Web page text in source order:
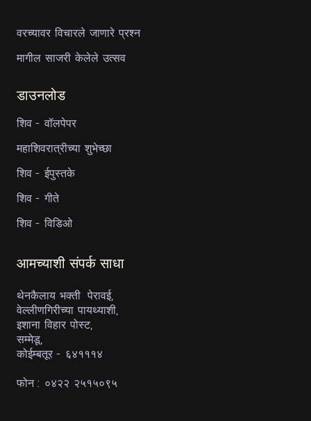
वरच्यावर विचारले जाणारे प्रश्न
मागील साजरी केलेले उत्सव
डाउनलोड
शिव - वॉलपेपर
महाशिवरात्रीच्या शुभेच्छा
शिव - ईपुस्तके
शिव - गीते
शिव - विडिओ
आमच्याशी संपर्क साधा
थेनकैलाय भक्ती पेरावई,
वेल्लीणगिरीच्या पायथ्याशी,
इशाना विहार पोस्ट,
सम्मेडू,
कोईम्बतूर - ६४१११४
फोन : ०४२२ २५१५०९५